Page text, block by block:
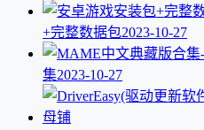
+完整数据包2023-10-27
集2023-10-27